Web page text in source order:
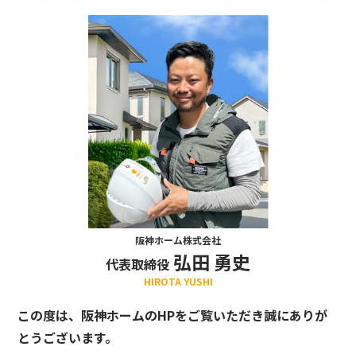
阪神ホーム株式会社
代表取締役 弘田 勇史
HIROTA YUSHI
この度は、阪神ホームのHPをご覧いただき誠にありが
とうございます。